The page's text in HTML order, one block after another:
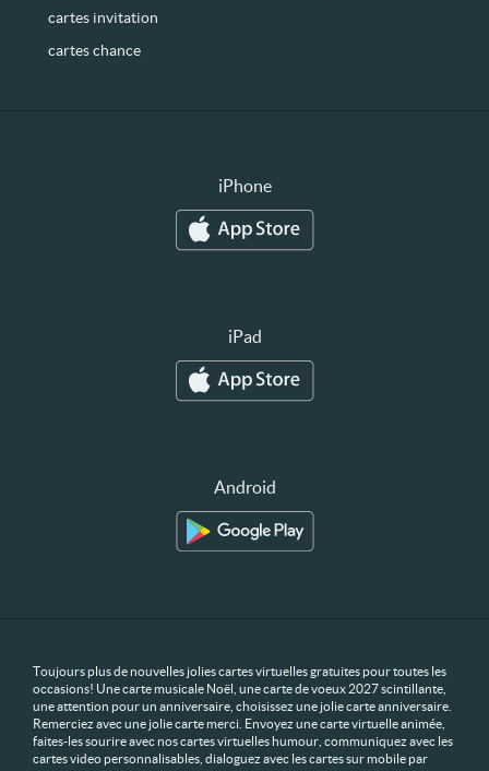
cartes invitation
cartes chance
iPhone
iPad
Android
Toujours plus de nouvelles jolies cartes virtuelles gratuites pour toutes les
occasions! Une carte musicale Noël, une carte de voeux 2027 scintillante,
une attention pour un anniversaire, choisissez une jolie carte anniversaire.
Remerciez avec une jolie carte merci. Envoyez une carte virtuelle animée,
faites-les sourire avec nos cartes virtuelles humour, communiquez avec les
cartes video personnalisables, dialoguez avec les cartes sur mobile par